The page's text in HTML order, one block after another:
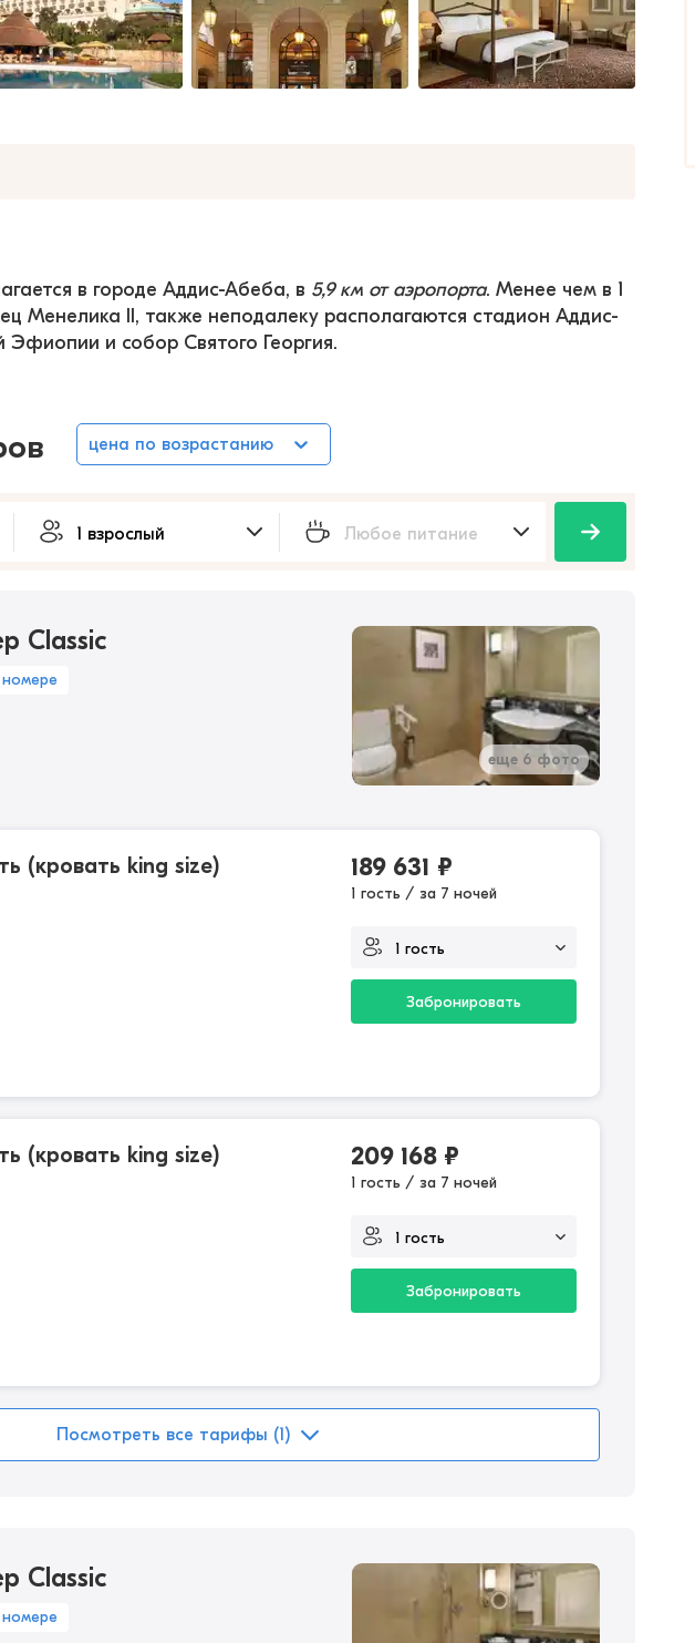
в городе Аддис-Абеба, в 5,9 км от аэропорта. Менее чем в 1
Менелика II, также неподалеку располагаются стадион Аддис-
и собор Святого Георгия.
цена по возрастанию
Classic
еще 6 фото
(кровать king size) 189 631 ₽
1 гость / за 7 ночей
Забронировать
(кровать king size) 209 168 ₽
1 гость / за 7 ночей
Забронировать
Посмотреть все тарифы (1)
Classic